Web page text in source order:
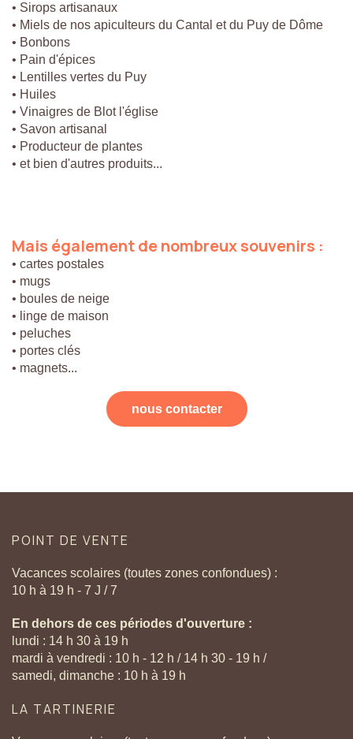
• Sirops artisanaux
• Miels de nos apiculteurs du Cantal et du Puy de Dôme
• Bonbons
• Pain d'épices
• Lentilles vertes du Puy
• Huiles
• Vinaigres de Blot l'église
• Savon artisanal
• Producteur de plantes
• et bien d'autres produits...
Mais égalementdenombreuxsouvenirs :
• cartes postales
• mugs
• boules de neige
• linge de maison
• peluches
• portes clés
• magnets...
nous contacter
POINT DE VENTE
Vacances scolaires (toutes zones confondues) :
10 h à 19 h - 7 J / 7
En dehors de ces périodes d'ouverture :
lundi : 14 h 30 à 19 h
mardi à vendredi : 10 h - 12 h / 14 h 30 - 19 h /
samedi, dimanche : 10 h à 19 h
LA TARTINERIE